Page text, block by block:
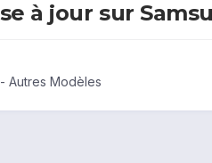
à jour sur
Autres Modèles